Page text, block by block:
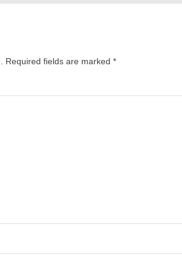
Required fields are marked *